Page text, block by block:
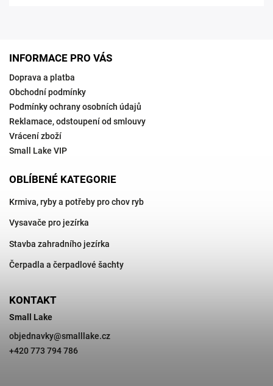
INFORMACE PRO VÁS
Doprava a platba
Obchodní podmínky
Podmínky ochrany osobních údajů
Reklamace, odstoupení od smlouvy
Vrácení zboží
Small Lake VIP
OBLÍBENÉ KATEGORIE
Krmiva, ryby a potřeby pro chov ryb
Vysavače pro jezírka
Stavba zahradního jezírka
Čerpadla a čerpadlové šachty
KONTAKT
Small Lake
objednavky@smalllake.cz
+420 773 794 786